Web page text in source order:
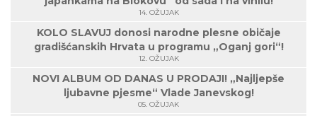
14. OŽUJAK
KOLO SLAVUJ donosi narodne plesne običaje
gradišćanskih Hrvata u programu „Oganj gori“!
12. OŽUJAK
NOVI ALBUM OD DANAS U PRODAJI! „Najljepše
ljubavne pjesme“ Vlade Janevskog!
05. OŽUJAK